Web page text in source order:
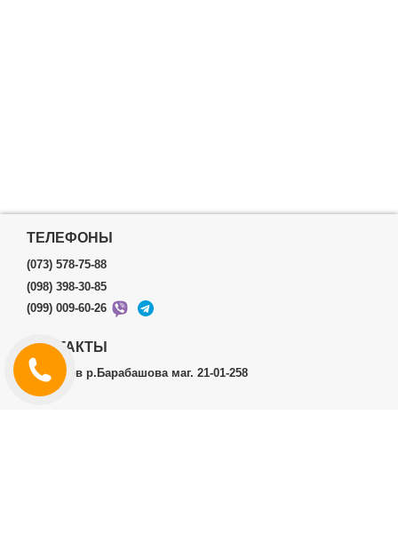
ТЕЛЕФОНЫ
(073) 578-75-88
(098) 398-30-85
(099) 009-60-26
КОНТАКТЫ
г.Харьков р.Барабашова маг. 21-01-258